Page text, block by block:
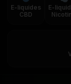
E-liquides
CBD
E-